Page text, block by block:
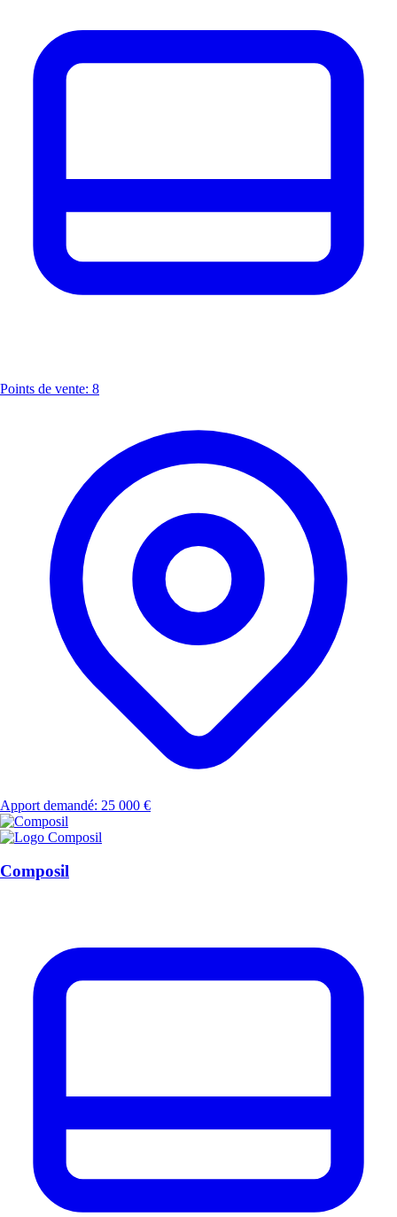
Points de vente: 8
Apport demandé: 25 000 €
Composil